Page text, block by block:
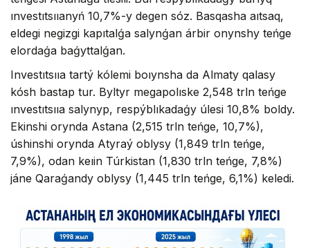
ınvestıtsııanyń 10,7%-y degen sóz. Basqasha aıtsaq,
eldegi negizgi kapıtalǵa salynǵan árbir onynshy teńge
elordaǵa baǵyttalǵan.
Investıtsııa tartý kólemi boıynsha da Almaty qalasy
kósh bastap tur. Byltyr megapolıske 2,548 trln teńge
ınvestıtsııa salynyp, respýblıkadaǵy úlesi 10,8% boldy.
Ekinshi orynda Astana (2,515 trln teńge, 10,7%),
úshinshi orynda Atyraý oblysy (1,849 trln teńge,
7,9%), odan keıin Túrkistan (1,830 trln teńge, 7,8%)
jáne Qaraǵandy oblysy (1,445 trln teńge, 6,1%) keledi.